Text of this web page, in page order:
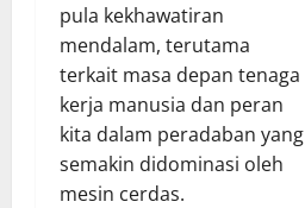
pula kekhawatiran
mendalam, terutama
terkait masa depan tenaga
kerja manusia dan peran
kita dalam peradaban yang
semakin didominasi oleh
mesin cerdas.